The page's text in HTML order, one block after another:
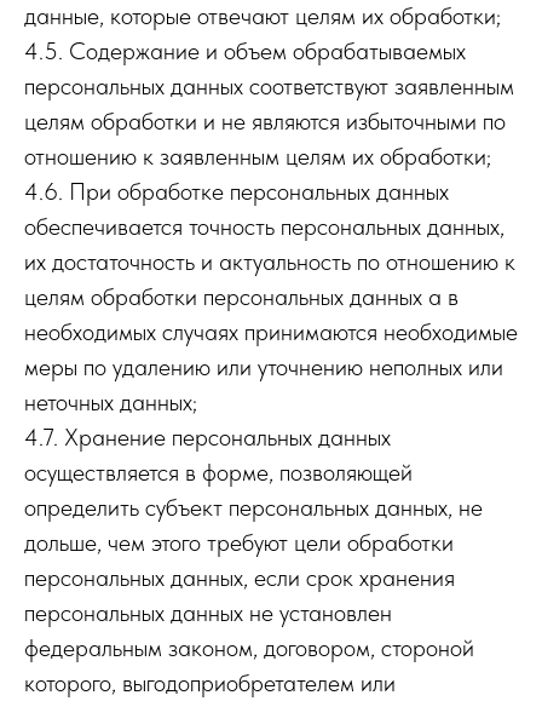
данные, которые отвечают целям их обработки;
4.5. Содержание и объем обрабатываемых
персональных данных соответствуют заявленным
целям обработки и не являются избыточными по
отношению к заявленным целям их обработки;
4.6. При обработке персональных данных
обеспечивается точность персональных данных,
их достаточность и актуальность по отношению к
целям обработки персональных данных а в
необходимых случаях принимаются необходимые
меры по удалению или уточнению неполных или
неточных данных;
4.7. Хранение персональных данных
осуществляется в форме, позволяющей
определить субъект персональных данных, не
дольше, чем этого требуют цели обработки
персональных данных, если срок хранения
персональных данных не установлен
федеральным законом, договором, стороной
которого, выгодоприобретателем или